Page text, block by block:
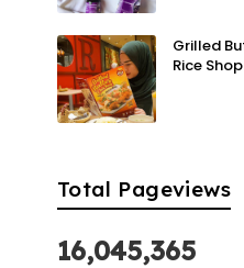
Grilled
Rice Shop
Total Pageviews
16,045,365